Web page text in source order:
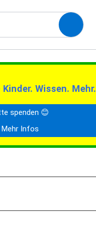
Wissen. Mehr.
spenden 😊
Mehr Infos